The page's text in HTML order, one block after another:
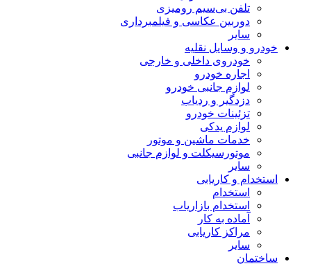
تلفن بی‌سیم رومیزی
دوربین عکاسی و فیلمبرداری
سایر
خودرو و وسایل نقلیه
خودروی داخلی و خارجی
اجاره خودرو
لوازم جانبی خودرو
دزدگیر و ردیاب
تزئینات خودرو
لوازم یدکی
خدمات ماشین و موتور
موتورسیکلت و لوازم جانبی
سایر
استخدام و کاریابی
استخدام
استخدام بازاریاب
آماده به کار
مراکز کاریابی
سایر
ساختمان